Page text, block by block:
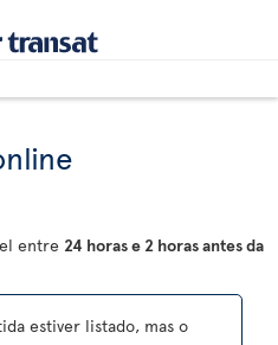
entre 24 horas e 2 horas antes da
estiver listado, mas o